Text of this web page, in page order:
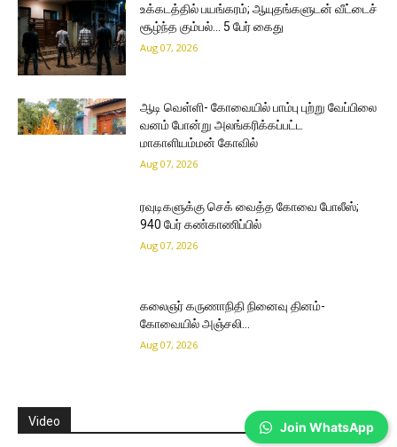
உக்கடத்தில் பயங்கரம்; ஆயுதங்களுடன் வீட்டைச்
சூழ்ந்த கும்பல்… 5 பேர் கைது
Aug 07, 2026
ஆடி வெள்ளி- கோவையில் பாம்பு புற்று வேப்பிலை
வனம் போன்று அலங்கரிக்கப்பட்ட
மாகாளியம்மன் கோவில்
Aug 07, 2026
ரவுடிகளுக்கு செக் வைத்த கோவை போலீஸ்;
940 பேர் கண்காணிப்பில்
Aug 07, 2026
கலைஞர் கருணாநிதி நினைவு தினம்-
கோவையில் அஞ்சலி…
Aug 07, 2026
Video Join WhatsApp